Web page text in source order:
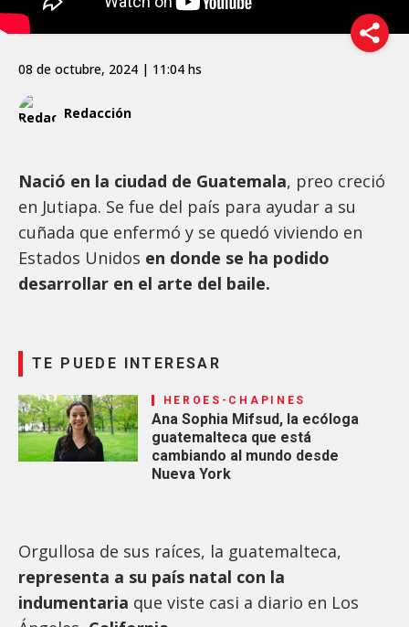
Redacción
08 de octubre, 2024 | 11:04 hs
Nació en la ciudad de Guatemala, preo creció
en Jutiapa. Se fue del país para ayudar a su
cuñada que enfermó y se quedó viviendo en
Estados Unidos en donde se ha podido
desarrollar en el arte del baile.
TE PUEDE INTERESAR
HEROES-CHAPINES
Ana Sophia Mifsud, la ecóloga
guatemalteca que está
cambiando al mundo desde
Nueva York
Orgullosa de sus raíces, la guatemalteca,
representa a su país natal con la
indumentaria que viste casi a diario en Los